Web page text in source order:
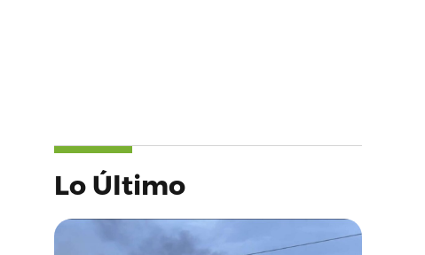
Lo Último